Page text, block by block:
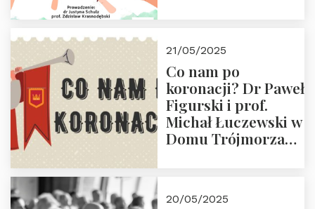
Zapraszamy do
zapisów.
21/05/2025
Co nam po
koronacji? Dr Paweł
Figurski i prof.
Michał Łuczewski w
Domu Trójmorza
20/05/2025